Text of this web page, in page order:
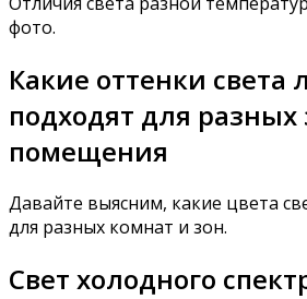
фото.
Какие оттенки света
подходят для разных
помещения
Давайте выясним, какие цвета
для разных комнат и зон.
Свет холодного